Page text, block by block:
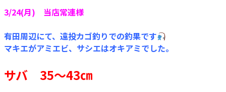
3/24(月) 当店常連様
有田周辺にて、遠投カゴ釣りでの釣果です
マキエがアミエビ、サシエはオキアミでした。
サバ 35～43㎝